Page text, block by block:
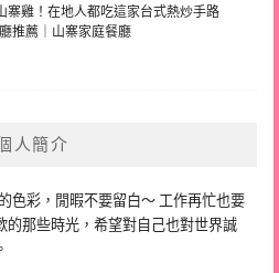
寨雞！在地人都吃這家台式熱炒手路
推薦｜山寨家庭餐廳
人簡介
色彩，閒暇不要留白～ 工作再忙也要
的那些時光，希望對自己也對世界誠